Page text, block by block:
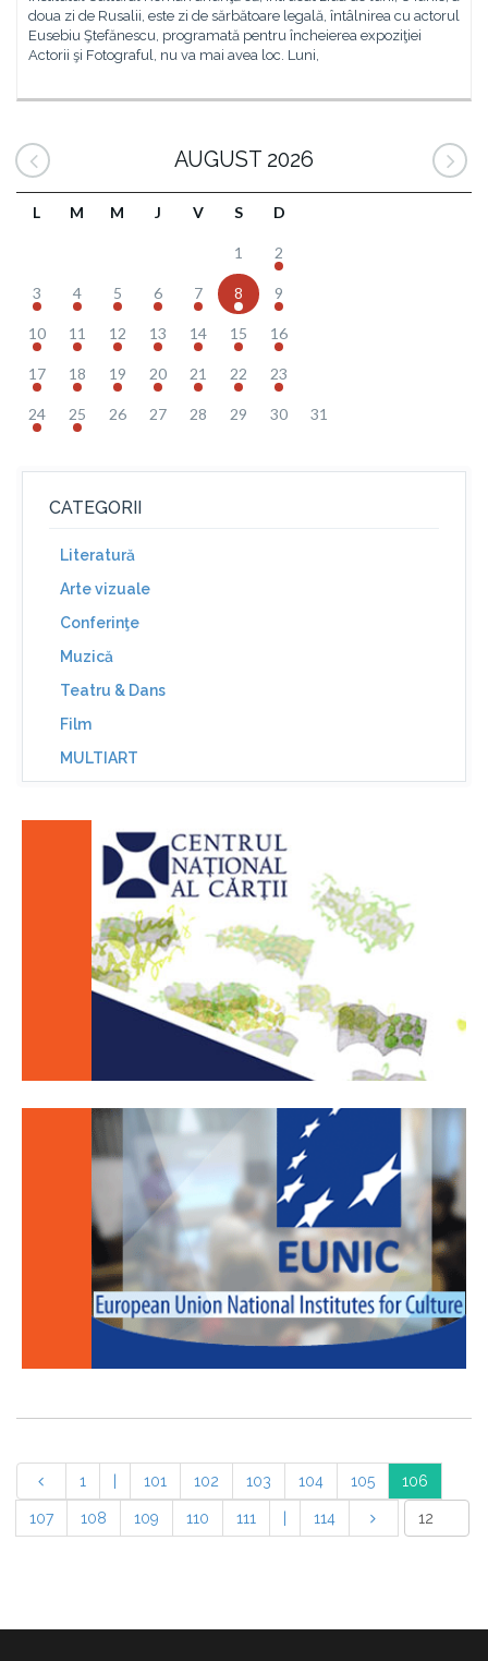
doua zi de Rusalii, este zi de sărbătoare legală, întâlnirea cu actorul
Eusebiu Ştefănescu, programată pentru încheierea expoziţiei
Actorii şi Fotograful, nu va mai avea loc. Luni,
AUGUST 2026
L M M J V S D
1 2
3 4 5 6 7 8 9
10 11 12 13 14 15 16
17 18 19 20 21 22 23
24 25 26 27 28 29 30 31
CATEGORII
Literatură
Arte vizuale
Conferinţe
Muzică
Teatru & Dans
Film
MULTIART
1 101 102 103 104 105 106
107 108 109 110 111 114